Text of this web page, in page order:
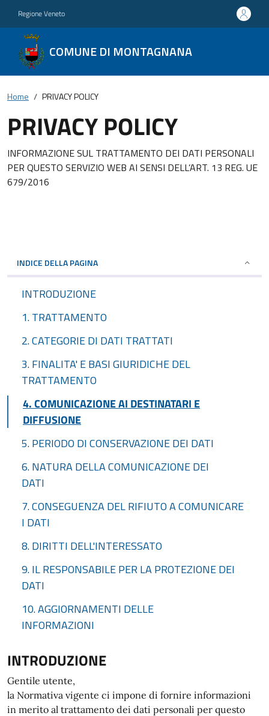
Regione Veneto
COMUNE DI MONTAGNANA
Home PRIVACY POLICY
PRIVACY POLICY
INFORMAZIONE SUL TRATTAMENTO DEI DATI PERSONALI
PER QUESTO SERVIZIO WEB AI SENSI DELL’ART. 13 REG. UE
679/2016
INDICE DELLA PAGINA
INTRODUZIONE
1. TRATTAMENTO
2. CATEGORIE DI DATI TRATTATI
3. FINALITA' E BASI GIURIDICHE DEL
TRATTAMENTO
4. COMUNICAZIONE AI DESTINATARI E
DIFFUSIONE
5. PERIODO DI CONSERVAZIONE DEI DATI
6. NATURA DELLA COMUNICAZIONE DEI
DATI
7. CONSEGUENZA DEL RIFIUTO A COMUNICARE
I DATI
8. DIRITTI DELL'INTERESSATO
9. IL RESPONSABILE PER LA PROTEZIONE DEI
DATI
10. AGGIORNAMENTI DELLE
INFORMAZIONI
INTRODUZIONE
Gentile utente,
la Normativa vigente ci impone di fornire informazioni
in merito al trattamento dei dati personali per questo